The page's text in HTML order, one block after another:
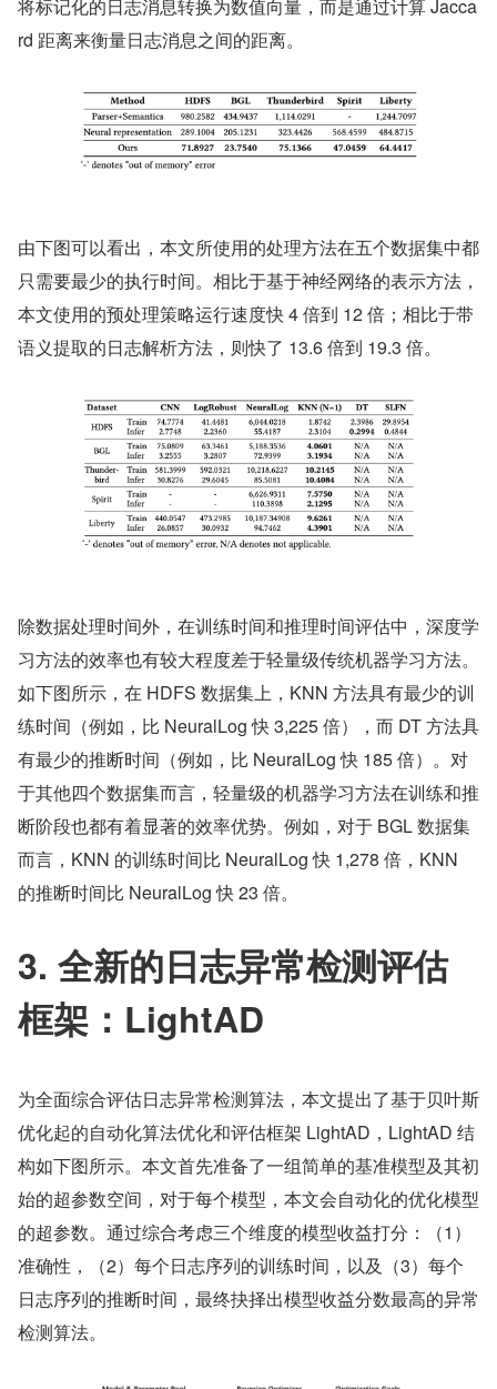
将标记化的日志消息转换为数值向量，而是通过计算 Jacca
rd 距离来衡量日志消息之间的距离。
由下图可以看出，本文所使用的处理方法在五个数据集中都
只需要最少的执行时间。相比于基于神经网络的表示方法，
本文使用的预处理策略运行速度快 4 倍到 12 倍；相比于带
语义提取的日志解析方法，则快了 13.6 倍到 19.3 倍。
除数据处理时间外，在训练时间和推理时间评估中，深度学
习方法的效率也有较大程度差于轻量级传统机器学习方法。
如下图所示，在 HDFS 数据集上，KNN 方法具有最少的训
练时间（例如，比 NeuralLog 快 3,225 倍），而 DT 方法具
有最少的推断时间（例如，比 NeuralLog 快 185 倍）。对
于其他四个数据集而言，轻量级的机器学习方法在训练和推
断阶段也都有着显著的效率优势。例如，对于 BGL 数据集
而言，KNN 的训练时间比 NeuralLog 快 1,278 倍，KNN
的推断时间比 NeuralLog 快 23 倍。
3. 全新的日志异常检测评估
框架：LightAD
为全面综合评估日志异常检测算法，本文提出了基于贝叶斯
优化起的自动化算法优化和评估框架 LightAD，LightAD 结
构如下图所示。本文首先准备了一组简单的基准模型及其初
始的超参数空间，对于每个模型，本文会自动化的优化模型
的超参数。通过综合考虑三个维度的模型收益打分：（1）
准确性，（2）每个日志序列的训练时间，以及（3）每个
日志序列的推断时间，最终抉择出模型收益分数最高的异常
检测算法。